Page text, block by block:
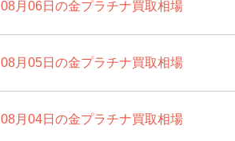
08月06日の金プラチナ買取相場
08月05日の金プラチナ買取相場
08月04日の金プラチナ買取相場